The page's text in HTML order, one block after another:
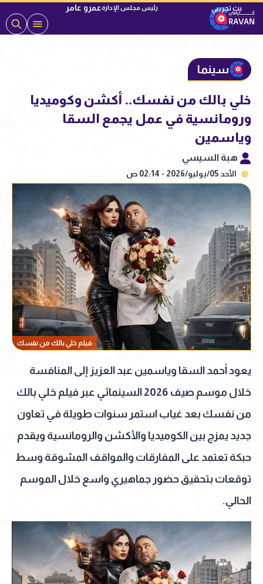
رئيس مجلس الإدارةعمرو عامر
سينما
خلي بالك من نفسك.. أكشن وكوميديا
ورومانسية في عمل يجمع السقا
وياسمين
هبة السيسي
الأحد 05/يوليو/2026 - 02:14 ص
فيلم خلي بالك من نفسك
يعود أحمد السقا وياسمين عبد العزيز إلى المنافسة
خلال موسم صيف 2026 السينمائي عبر فيلم خلي بالك
من نفسك بعد غياب استمر سنوات طويلة في تعاون
جديد يمزج بين الكوميديا والأكشن والرومانسية ويقدم
حبكة تعتمد على المفارقات والمواقف المشوقة وسط
توقعات بتحقيق حضور جماهيري واسع خلال الموسم
الحالي.